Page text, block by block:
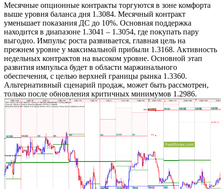
Месячные опционные контракты торгуются в зоне комфорта
выше уровня баланса дня 1.3084. Месячный контракт
уменьшает показания ДС до 10%. Основная поддержка
находится в диапазоне 1.3041 – 1.3054, где покупать пару
выгодно. Импульс роста развивается, главная цель на
прежнем уровне у максимальной прибыли 1.3168. Активность
недельных контрактов на высоком уровне. Основной этап
развития импульса будет в области маржинального
обеспечения, с целью верхней границы рынка 1.3360.
Альтернативный сценарий продаж, может быть рассмотрен,
только после обновления критичных минимумов 1.2986.